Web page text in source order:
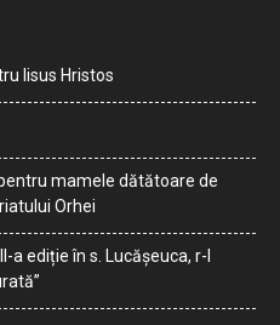
Iisus Hristos
mamele dătătoare de
Orhei
a ediție în s. Lucășeuca, r-l